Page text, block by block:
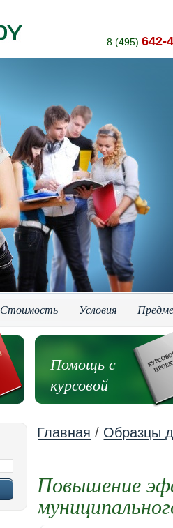
8 (495) 642-
Стоимость Условия
Помощь с
курсовой
Главная / Образцы
Повышение